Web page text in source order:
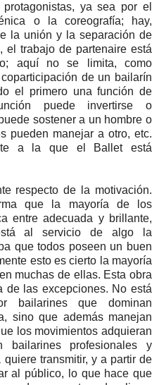
ya sea por el
o la coreografía; hay,
la unión y la separación de
el trabajo de partenaire está
aquí no se limita, como
de un bailarín
el primero una función de
puede invertirse o
sostener a un hombre o
pueden manejar a otro, etc.
a la que el Ballet está
respecto de la motivación.
que la mayoría de los
entre adecuada y brillante,
al servicio de algo la
que todos poseen un buen
esto es cierto la mayoría
muchas de ellas. Esta obra
de las excepciones. No está
bailarines que dominan
sino que además manejan
los movimientos adquieran
bailarines profesionales y
transmitir, y a partir de
al público, lo que hace que